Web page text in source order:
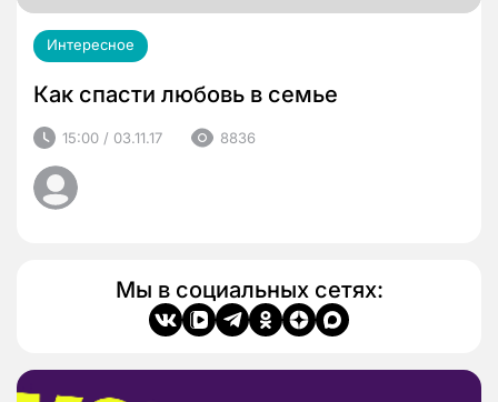
Интересное
Как спасти любовь в семье
15:00 / 03.11.17 8836
Мы в социальных сетях: